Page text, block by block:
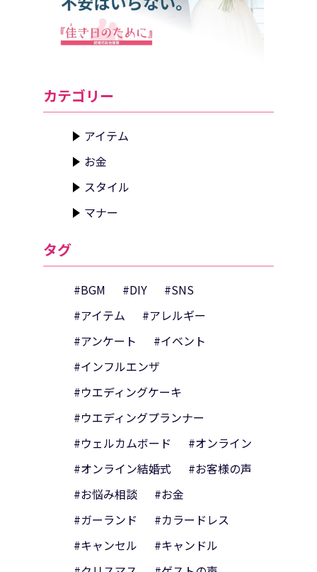
カテゴリー
アイテム
お金
スタイル
マナー
タグ
#BGM #DIY
#SNS
#アイテム
#アレルギー
#アンケート
#イベント
#インフルエンザ
#ウエディングケーキ
#ウエディングプランナー
#ウェルカムボード
#オンライン
#オンライン結婚式
#お客様の声
#お悩み相談
#お金
#ガーランド
#カラードレス
#キャンセル
#キャンドル